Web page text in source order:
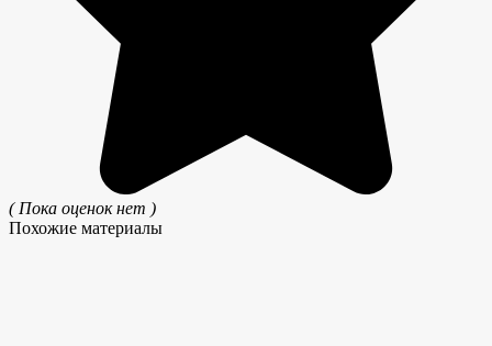
( Пока оценок нет )
Похожие материалы